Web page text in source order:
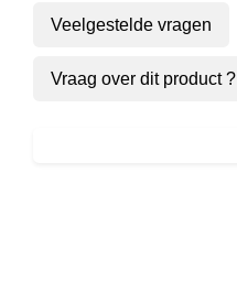
Veelgestelde vragen
Vraag over dit product ?